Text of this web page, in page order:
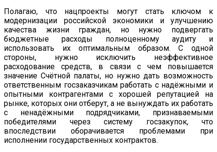
Полагаю, что нацпроекты могут стать ключом к
модернизации российской экономики и улучшению
качества жизни граждан, но нужно подвергать
бюджетные расходы полноценному аудиту и
использовать их оптимальным образом. С одной
стороны, нужно исключить неэффективное
расходование средств, в связи с чем повышается
значение Счётной палаты, но нужно дать возможность
ответственным госзаказчикам работать с надёжными и
опытными контрагентами с хорошей репутацией на
рынке, которых они отберут, а не вынуждать их работать
с ненадёжными подрядчиками, признаваемыми
победителями через систему госзакупок, что
впоследствии оборачивается проблемами при
исполнении государственных контрактов.